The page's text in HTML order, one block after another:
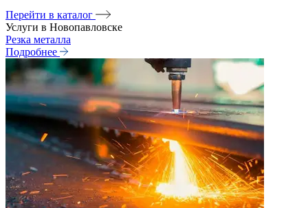
Перейти в каталог
Услуги в Новопавловске
Резка металла
Подробнее